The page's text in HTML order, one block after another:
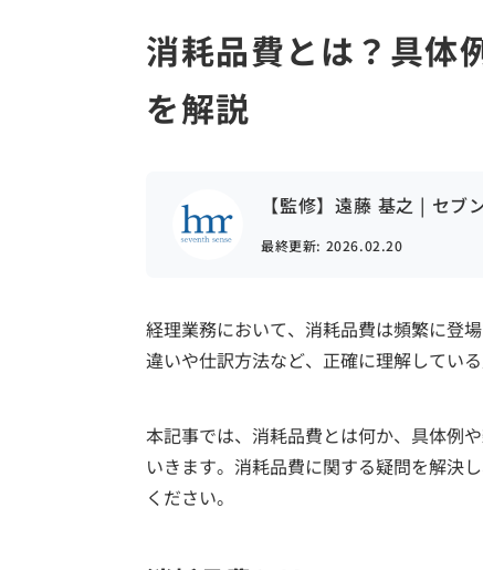
消耗品費とは？具体
を解説
【監修】遠藤 基之 | セブ
最終更新: 2026.02.20
経理業務において、消耗品費は頻繁に登
違いや仕訳方法など、正確に理解してい
本記事では、消耗品費とは何か、具体例
いきます。消耗品費に関する疑問を解決
ください。